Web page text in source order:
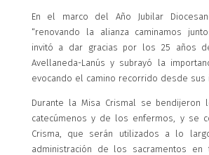
En el marco del Año Jubilar
“renovando la alianza caminamos
invitó a dar gracias por los 25 años
Avellaneda-Lanús y subrayó la
evocando el camino recorrido desde sus
Durante la Misa Crismal se
catecúmenos y de los enfermos, y se
Crisma, que serán utilizados a lo
administración de los sacramentos en